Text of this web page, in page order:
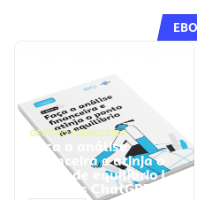
GESTÃO FINANCEIRA
Faça a análise
financeira e atinja o
ponto de equilíbrio |
Prompts ChatGPT